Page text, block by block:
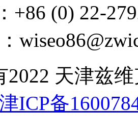
+86 (0) 22-
2022 天津兹
ICP备